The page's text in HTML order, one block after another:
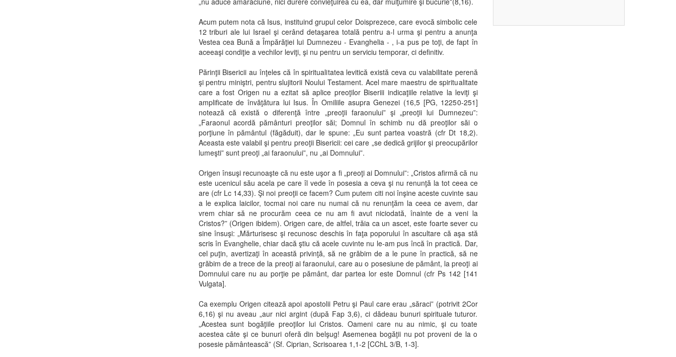
Acum putem nota că Isus, instituind grupul celor Doisprezece, care evocă simbolic cele
12 triburi ale lui Israel şi cerând detaşarea totală pentru a-l urma şi pentru a anunţa
Vestea cea Bună a Împărăţiei lui Dumnezeu - Evanghelia - , i-a pus pe toţi, de fapt în
aceeaşi condiţie a vechilor leviţi, şi nu pentru un serviciu temporar, ci definitiv.
Părinţii Bisericii au înţeles că în spiritualitatea levitică există ceva cu valabilitate perenă
şi pentru miniştri, pentru slujitorii Noului Testament. Acel mare maestru de spiritualitate
care a fost Origen nu a ezitat să aplice preoţilor Biseriii indicaţiile relative la leviţi şi
amplificate de învăţătura lui Isus. În Omiliile asupra Genezei (16,5 [PG, 12250-251]
notează că există o diferenţă între „preoţii faraonului” şi „preoţii lui Dumnezeu”:
„Faraonul acordă pământuri preoţilor săi; Domnul în schimb nu dă preoţilor săi o
porţiune în pământul (făgăduit), dar le spune: „Eu sunt partea voastră (cfr Dt 18,2).
Aceasta este valabil şi pentru preoţii Bisericii: cei care „se dedică grijilor şi preocupărilor
lumeşti” sunt preoţi „ai faraonului”, nu „ai Domnului”.
Origen însuşi recunoaşte că nu este uşor a fi „preoţi ai Domnului”: „Cristos afirmă că nu
este ucenicul său acela pe care îl vede în posesia a ceva şi nu renunţă la tot ceea ce
are (cfr Lc 14,33). Şi noi preoţii ce facem? Cum putem citi noi înşine aceste cuvinte sau
a le explica laicilor, tocmai noi care nu numai că nu renunţăm la ceea ce avem, dar
vrem chiar să ne procurăm ceea ce nu am fi avut niciodată, înainte de a veni la
Cristos?” (Origen ibidem). Origen care, de altfel, trăia ca un ascet, este foarte sever cu
sine însuşi: „Mărturisesc şi recunosc deschis în faţa poporului în ascultare că aşa stă
scris în Evanghelie, chiar dacă ştiu că acele cuvinte nu le-am pus încă în practică. Dar,
cel puţin, avertizaţi în această privinţă, să ne grăbim de a le pune în practică, să ne
grăbim de a trece de la preoţi ai faraonului, care au o posesiune de pământ, la preoţi ai
Domnului care nu au porţie pe pământ, dar partea lor este Domnul (cfr Ps 142 [141
Vulgata].
Ca exemplu Origen citează apoi apostolii Petru şi Paul care erau „săraci” (potrivit 2Cor
6,16) şi nu aveau „aur nici argint (după Fap 3,6), ci dădeau bunuri spirituale tuturor.
„Acestea sunt bogăţiile preoţilor lui Cristos. Oameni care nu au nimic, şi cu toate
acestea câte şi ce bunuri oferă din belşug! Asemenea bogăţii nu pot proveni de la o
posesie pământească” (Sf. Ciprian, Scrisoarea 1,1-2 [CChL 3/B, 1-3].